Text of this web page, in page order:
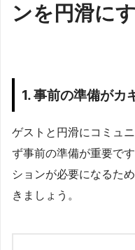
ンを円滑に
1. 事前の準備がカ
ゲストと円滑にコミュ
ず事前の準備が重要で
ションが必要になるた
きましょう。